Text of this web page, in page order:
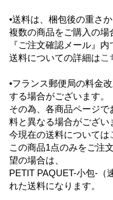
•送料は、梱包後の重さか
複数の商品をご購入の場
『ご注文確認メール』内
送料についての詳細はこ
•フランス郵便局の料金
する場合がございます。
その為、各商品ページ
料と異なる場合がござい
今現在の送料については
この商品1点のみをご注
望の場合は、
PETIT PAQUET-小包-（
れた送料になります。